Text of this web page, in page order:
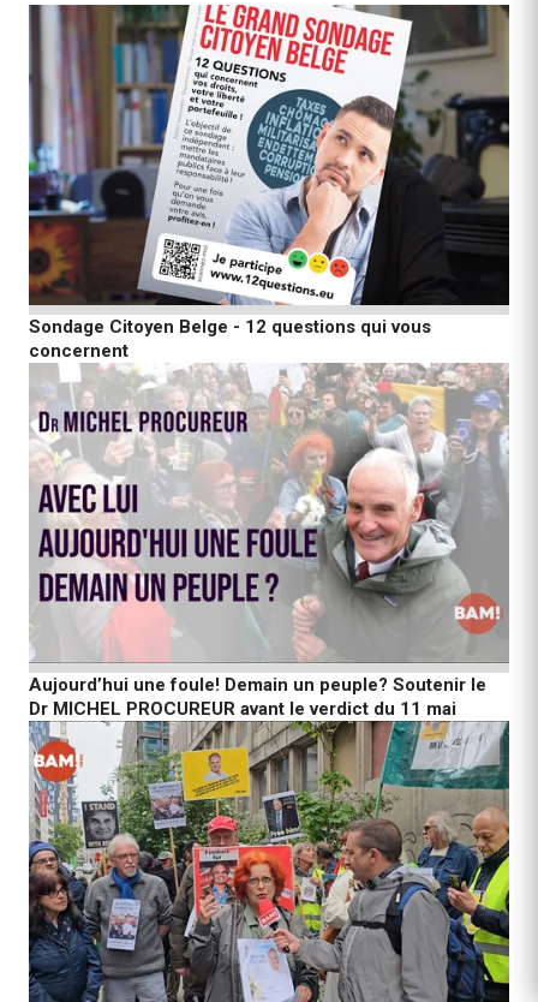
Sondage Citoyen Belge - 12 questions qui vous
concernent
Aujourd’hui une foule! Demain un peuple? Soutenir le
Dr MICHEL PROCUREUR avant le verdict du 11 mai